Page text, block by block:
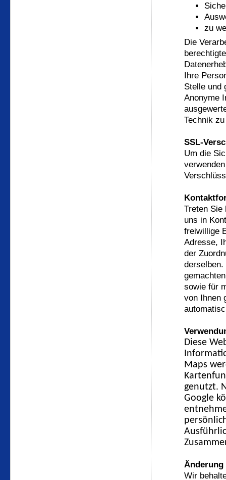
zu
Die
Ihre
Stelle und
Anonyme
Technik
SSL-
Um die
Treten Sie
uns in
freiwillige
Adresse,
der
derselben.
sowie für
von Ihnen
Diese
Maps
genutzt.
Google
Änderung
Wir